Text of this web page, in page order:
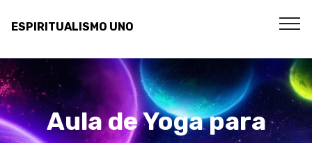
ESPIRITUALISMO UNO
Aula de Yoga para